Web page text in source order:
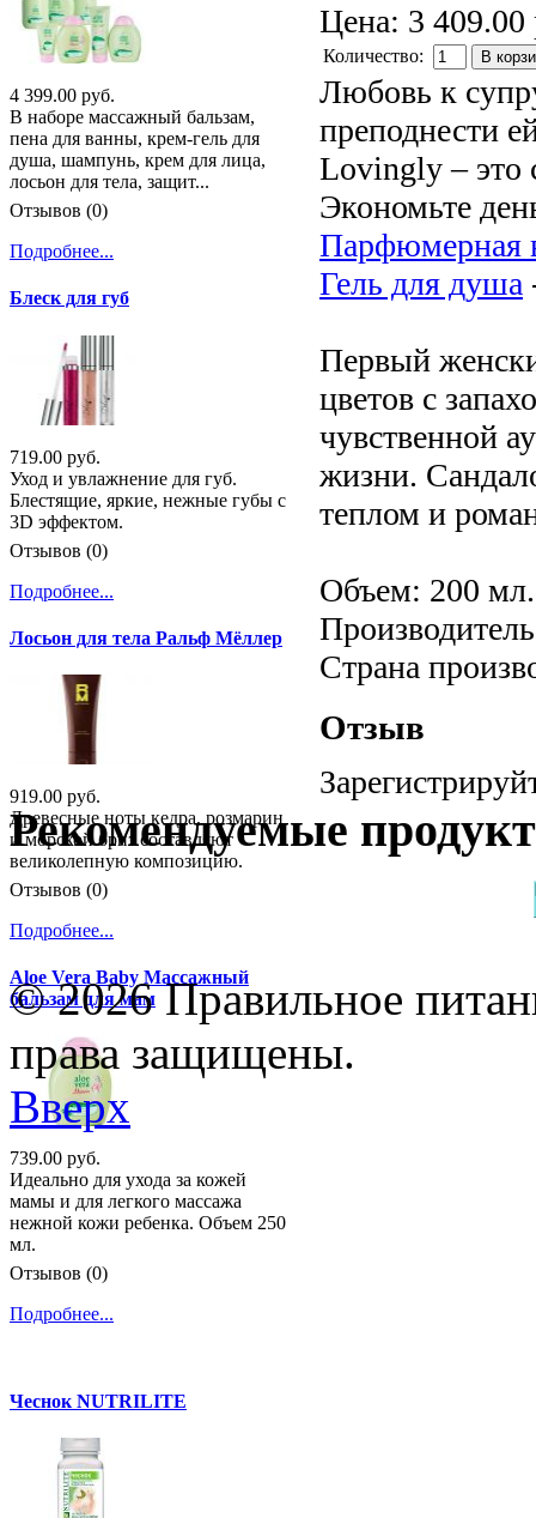
Цена: 3 409.00
Количество: В
Любовь к
преподнести
Lovingly – это
Экономьте
Парфюмерная
Гель для душа
Первый
цветов с
чувственной
жизни.
теплом и
Объем: 200 мл.
Страна
Отзыв
4 399.00 руб.
В наборе массажный бальзам,
пена для ванны, крем-гель для
душа, шампунь, крем для лица,
лосьон для тела, защит...
Отзывов (0)
Подробнее...
Блеск для губ
719.00 руб.
Уход и увлажнение для губ.
Блестящие, яркие, нежные губы с
3D эффектом.
Отзывов (0)
Подробнее...
Лосьон для тела Ральф Мёллер
919.00 руб.
Древесные ноты кедра, розмарин
и морской бриз составляют
великолепную композицию.
Отзывов (0)
Подробнее...
Aloe Vera Baby Массажный
бальзам для мам
739.00 руб.
Идеально для ухода за кожей
мамы и для легкого массажа
нежной кожи ребенка. Объем 250
мл.
Отзывов (0)
Подробнее...
Чеснок NUTRILITE
Рекомендуемые
© 2026 Правильное
права защищены.
Вверх